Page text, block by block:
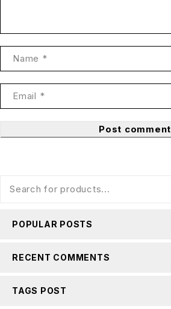
Post comment
POPULAR POSTS
RECENT COMMENTS
TAGS POST